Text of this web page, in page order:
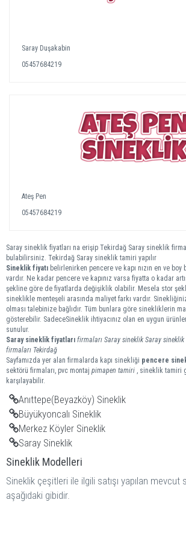
Saray Duşakabin
05457684219
Ateş Pen
05457684219
Saray sineklik fiyatları na erişip Tekirdağ Saray sineklik
bulabilirsiniz. Tekirdağ Saray sineklik tamiri yapılır
Sineklik fiyatı belirlenirken pencere ve kapı nızın en ve
vardır. Ne kadar pencere ve kapınız varsa fiyatta o kadar
şekline göre de fiyatlarda değişiklik olabilir. Mesela stor
sineklikle menteşeli arasında maliyet farkı vardır.
olması talebinize bağlıdır. Tüm bunlara göre sinekliklerin
gösterebilir. SadeceSineklik ihtiyacınız olan en uygun
sunulur.
Saray sineklik fiyatları firmaları Saray sineklik Saray sineklik
firmaları Tekirdağ
Sayfamızda yer alan firmalarda kapı sinekliği pencere
sektörü firmaları, pvc montaj pimapen tamiri , sineklik tamiri
karşılayabilir.
Anıttepe(Beyazköy) Sineklik
Büyükyoncalı Sineklik
Merkez Köyler Sineklik
Saray Sineklik
Sineklik Modelleri
Sineklik çeşitleri ile ilgili satışı yapılan
aşağıdaki gibidir.